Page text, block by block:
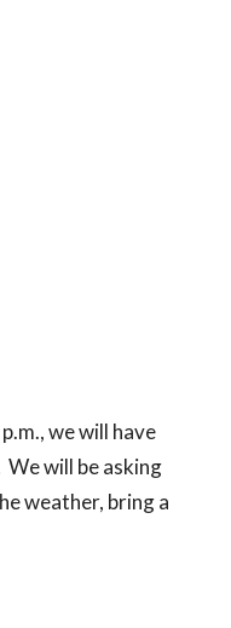
we will have
will be asking
weather, bring a